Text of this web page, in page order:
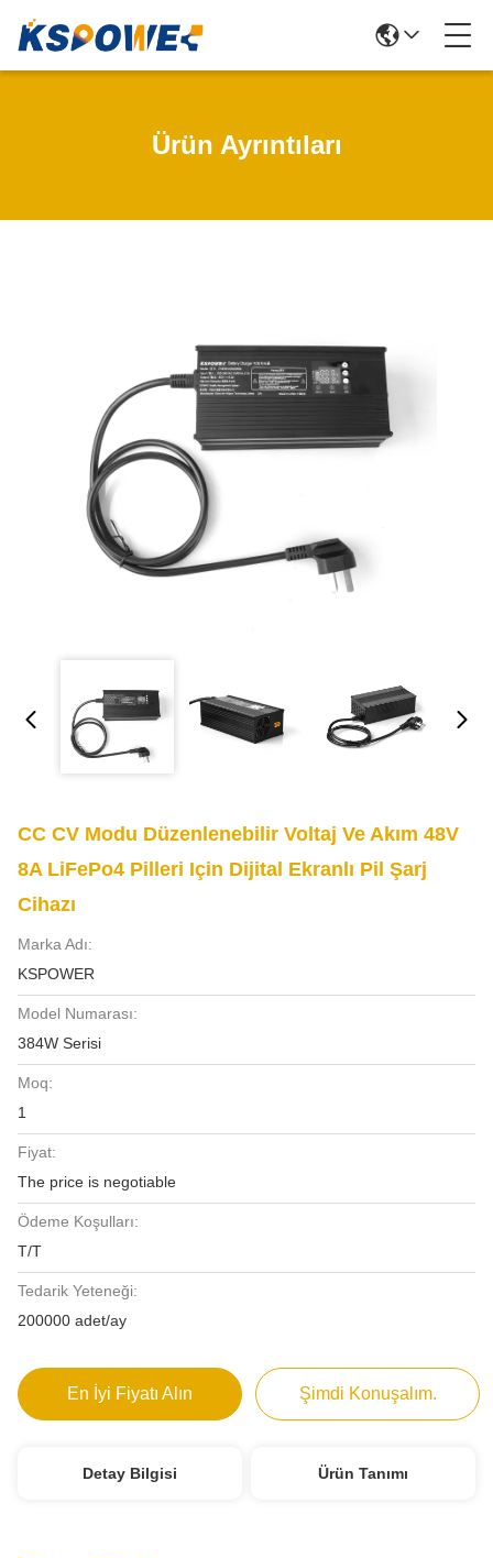
Ürün Ayrıntıları
CC CV Modu Düzenlenebilir Voltaj Ve Akım 48V
8A LiFePo4 Pilleri Için Dijital Ekranlı Pil Şarj
Cihazı
Marka Adı:
KSPOWER
Model Numarası:
384W Serisi
Moq:
1
Fiyat:
The price is negotiable
Ödeme Koşulları:
T/T
Tedarik Yeteneği:
200000 adet/ay
En İyi Fiyatı Alın Şimdi Konuşalım.
Detay Bilgisi Ürün Tanımı